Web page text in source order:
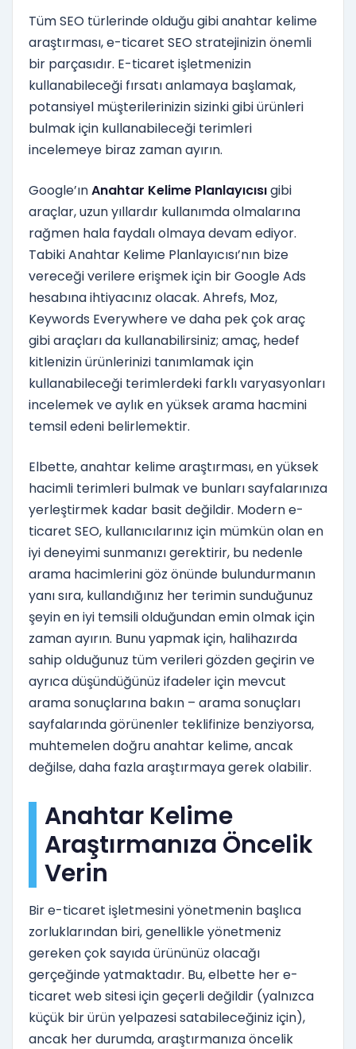
Tüm SEO türlerinde olduğu gibi anahtar kelime
araştırması, e-ticaret SEO stratejinizin önemli
bir parçasıdır. E-ticaret işletmenizin
kullanabileceği fırsatı anlamaya başlamak,
potansiyel müşterilerinizin sizinki gibi ürünleri
bulmak için kullanabileceği terimleri
incelemeye biraz zaman ayırın.
Google’ınAnahtar Kelime Planlayıcısıgibi
araçlar, uzun yıllardır kullanımda olmalarına
rağmen hala faydalı olmaya devam ediyor.
Tabiki Anahtar Kelime Planlayıcısı’nın bize
vereceği verilere erişmek için bir Google Ads
hesabına ihtiyacınız olacak. Ahrefs, Moz,
Keywords Everywhere ve daha pek çok araç
gibi araçları da kullanabilirsiniz; amaç, hedef
kitlenizin ürünlerinizi tanımlamak için
kullanabileceği terimlerdeki farklı varyasyonları
incelemek ve aylık en yüksek arama hacmini
temsil edeni belirlemektir.
Elbette, anahtar kelime araştırması, en yüksek
hacimli terimleri bulmak ve bunları sayfalarınıza
yerleştirmek kadar basit değildir. Modern e-
ticaret SEO, kullanıcılarınız için mümkün olan en
iyi deneyimi sunmanızı gerektirir, bu nedenle
arama hacimlerini göz önünde bulundurmanın
yanı sıra, kullandığınız her terimin sunduğunuz
şeyin en iyi temsili olduğundan emin olmak için
zaman ayırın. Bunu yapmak için, halihazırda
sahip olduğunuz tüm verileri gözden geçirin ve
ayrıca düşündüğünüz ifadeler için mevcut
arama sonuçlarına bakın – arama sonuçları
sayfalarında görünenler teklifinize benziyorsa,
muhtemelen doğru anahtar kelime, ancak
değilse, daha fazla araştırmaya gerek olabilir.
Anahtar Kelime
Araştırmanıza Öncelik
Verin
Bir e-ticaret işletmesini yönetmenin başlıca
zorluklarından biri, genellikle yönetmeniz
gereken çok sayıda ürününüz olacağı
gerçeğinde yatmaktadır. Bu, elbette her e-
ticaret web sitesi için geçerli değildir (yalnızca
küçük bir ürün yelpazesi satabileceğiniz için),
ancak her durumda, araştırmanıza öncelik